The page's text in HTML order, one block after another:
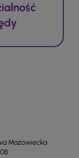
Mazowiecka